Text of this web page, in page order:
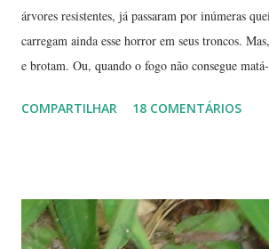
árvores resistentes, já passaram por inúmeras
carregam ainda esse horror em seus troncos.
e brotam. Ou, quando o fogo não consegue
novas flores e sempre novas sementes. É a
estação seca pode durar até 5 meses. Neste
umidade relativa do ar chega, muitas vezes, no
COMPARTILHAR 18 COMENTÁRIOS